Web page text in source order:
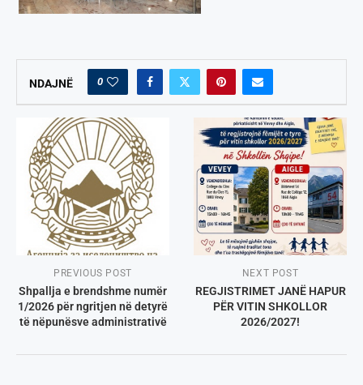
NDAJNË 0
PREVIOUS POST
Shpallja e brendshme numër
1/2026 për ngritjen në detyrë
të nëpunësve administrativë
NEXT POST
REGJISTRIMET JANË HAPUR
PËR VITIN SHKOLLOR
2026/2027!